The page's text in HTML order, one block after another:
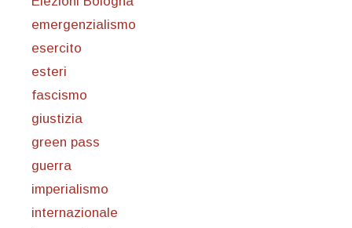
emergenzialismo
esercito
esteri
fascismo
giustizia
green pass
guerra
imperialismo
internazionale